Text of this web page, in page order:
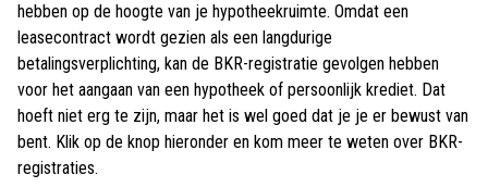
hebben op de hoogte van je hypotheekruimte. Omdat een
leasecontract wordt gezien als een langdurige
betalingsverplichting, kan de BKR-registratie gevolgen hebben
voor het aangaan van een hypotheek of persoonlijk krediet. Dat
hoeft niet erg te zijn, maar het is wel goed dat je je er bewust van
bent. Klik op de knop hieronder en kom meer te weten over BKR-
registraties.